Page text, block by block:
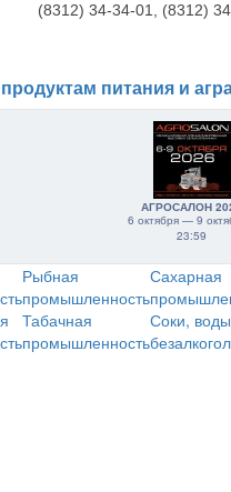
(8312) 34-34-01, (8312)
питания и
АГРОСАЛОН
6 октября — 9
23:59
Рыбная
промышленность
Сахарная
Табачная
промышленность
Соки,